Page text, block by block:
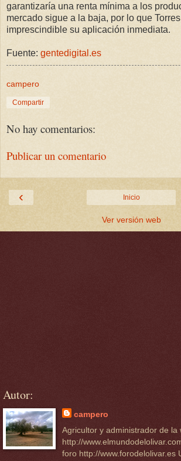
garantizaría una renta mínima a los
mercado sigue a la baja, por lo que
imprescindible su aplicación inmediata.
Fuente: gentedigital.es
campero
Compartir
No hay comentarios:
Publicar un comentario
‹ Inicio
Ver versión web
Autor:
campero
Agricultor y administrador de la
http://
foro http://www.forodelolivar.es